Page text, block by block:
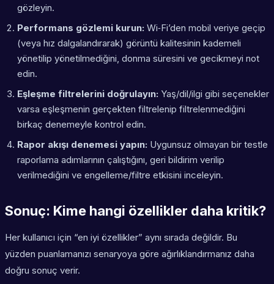
gözleyin.
Performans gözlemi kurun: Wi‑Fi’den mobil veriye geçip
(veya hız dalgalandırarak) görüntü kalitesinin kademeli
yönetilip yönetilmediğini, donma süresini ve gecikmeyi not
edin.
Eşleşme filtrelerini doğrulayın: Yaş/dil/ilgi gibi seçenekler
varsa eşleşmenin gerçekten filtrelenip filtrelenmediğini
birkaç denemeyle kontrol edin.
Rapor akışı denemesi yapın: Uygunsuz olmayan bir testle
raporlama adımlarının çalıştığını, geri bildirim verilip
verilmediğini ve engelleme/filtre etkisini inceleyin.
Sonuç: Kime hangi özellikler daha kritik?
Her kullanıcı için “en iyi özellikler” aynı sırada değildir. Bu
yüzden puanlamanızı senaryoya göre ağırlıklandırmanız daha
doğru sonuç verir.